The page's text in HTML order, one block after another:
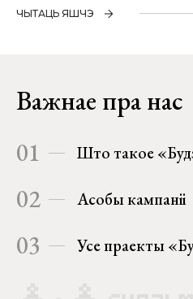
ЧЫТАЦЬ ЯШЧЭ
Важнае пра нас
01 Што такое
02 Асобы кампаніі
03 Усе праекты